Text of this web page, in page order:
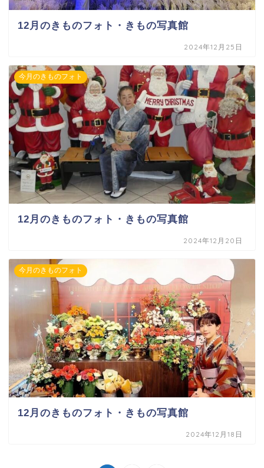
12月のきものフォト・きもの写真館
2024年12月25日
今月のきものフォト
12月のきものフォト・きもの写真館
2024年12月20日
今月のきものフォト
12月のきものフォト・きもの写真館
2024年12月18日